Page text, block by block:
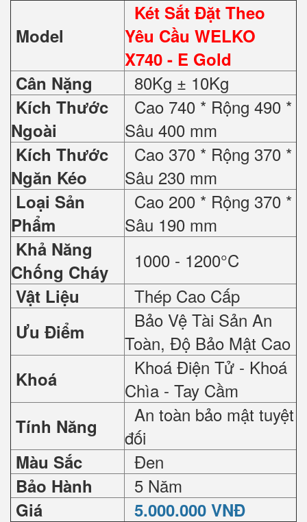
Model
Két Sắt Đặt Theo
Yêu Cầu WELKO
X740 - E Gold
Cân Nặng
80Kg ± 10Kg
Kích Thước
Ngoài
Cao 740 * Rộng 490 *
Sâu 400 mm
Kích Thước
Ngăn Kéo
Cao 370 * Rộng 370 *
Sâu 230 mm
Loại Sản
Phẩm
Cao 200 * Rộng 370 *
Sâu 190 mm
Khả Năng
Chống Cháy
1000 - 1200°C
Vật Liệu Thép Cao Cấp
Ưu Điểm
Bảo Vệ Tài Sản An
Toàn, Độ Bảo Mật Cao
Khoá
Khoá Điện Tử - Khoá
Chìa - Tay Cầm
Tính Năng
An toàn bảo mật tuyệt
đối
Màu Sắc Đen
Bảo Hành 5 Năm
Giá 5.000.000 VNĐ